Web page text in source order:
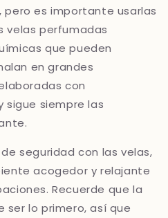
es importante usarlas
velas perfumadas
que pueden
en grandes
con
sigue siempre las
seguridad con las velas,
acogedor y relajante
Recuerde que la
ser lo primero, así que